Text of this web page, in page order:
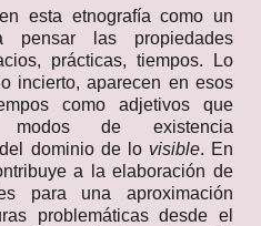
esta etnografía como un
pensar las propiedades
prácticas, tiempos. Lo
incierto, aparecen en esos
como adjetivos que
modos de existencia
dominio de lo visible. En
a la elaboración de
para una aproximación
problemáticas desde el